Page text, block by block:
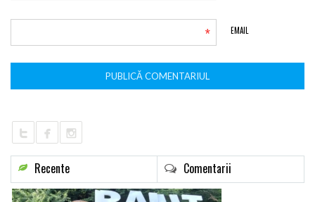
EMAIL
*
Recente Comentarii